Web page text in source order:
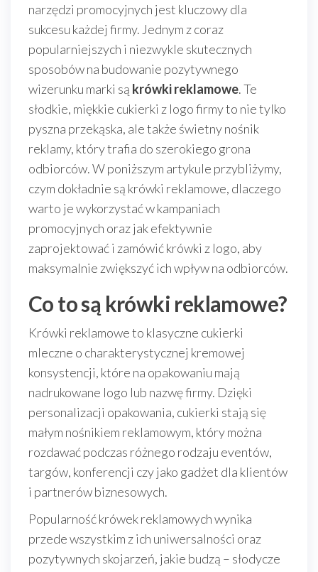
narzędzi promocyjnych jest kluczowy dla
sukcesu każdej firmy. Jednym z coraz
popularniejszych i niezwykle skutecznych
sposobów na budowanie pozytywnego
wizerunku marki są krówki reklamowe. Te
słodkie, miękkie cukierki z logo firmy to nie tylko
pyszna przekąska, ale także świetny nośnik
reklamy, który trafia do szerokiego grona
odbiorców. W poniższym artykule przybliżymy,
czym dokładnie są krówki reklamowe, dlaczego
warto je wykorzystać w kampaniach
promocyjnych oraz jak efektywnie
zaprojektować i zamówić krówki z logo, aby
maksymalnie zwiększyć ich wpływ na odbiorców.
Co to są krówki reklamowe?
Krówki reklamowe to klasyczne cukierki
mleczne o charakterystycznej kremowej
konsystencji, które na opakowaniu mają
nadrukowane logo lub nazwę firmy. Dzięki
personalizacji opakowania, cukierki stają się
małym nośnikiem reklamowym, który można
rozdawać podczas różnego rodzaju eventów,
targów, konferencji czy jako gadżet dla klientów
i partnerów biznesowych.
Popularność krówek reklamowych wynika
przede wszystkim z ich uniwersalności oraz
pozytywnych skojarzeń, jakie budzą – słodycze